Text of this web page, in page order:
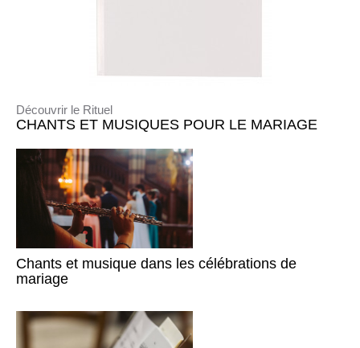
Découvrir le Rituel
CHANTS ET MUSIQUES POUR LE MARIAGE
Chants et musique dans les célébrations de
mariage